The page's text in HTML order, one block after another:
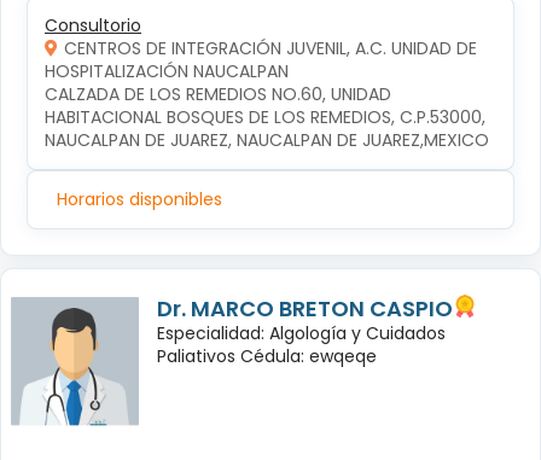
Consultorio
CENTROS DE INTEGRACIÓN JUVENIL, A.C. UNIDAD DE
HOSPITALIZACIÓN NAUCALPAN
CALZADA DE LOS REMEDIOS NO.60, UNIDAD
HABITACIONAL BOSQUES DE LOS REMEDIOS, C.P.53000,
NAUCALPAN DE JUAREZ, NAUCALPAN DE JUAREZ,MEXICO
Horarios disponibles
Dr. MARCO BRETON CASPIO
Especialidad: Algología y Cuidados
Paliativos Cédula: ewqeqe